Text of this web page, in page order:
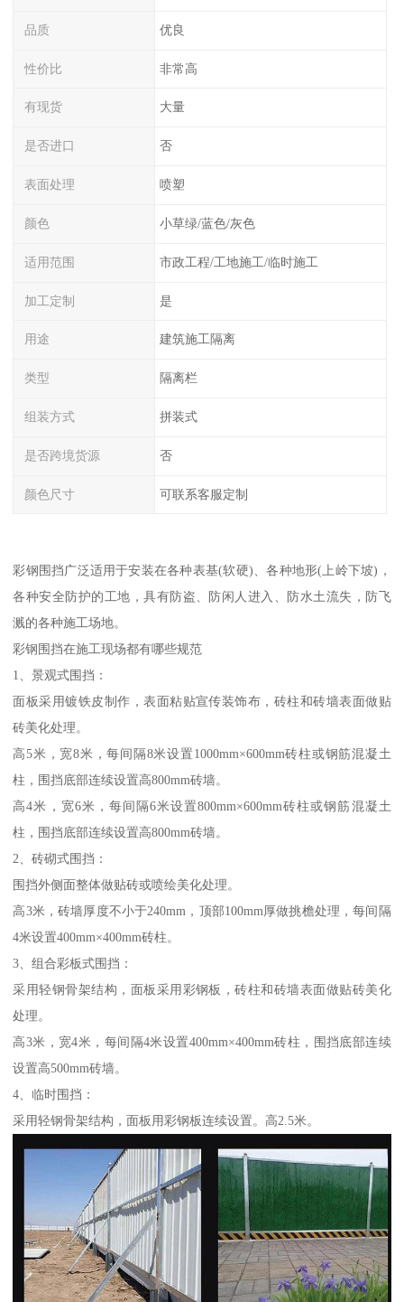
品质 优良
性价比 非常高
有现货 大量
是否进口 否
表面处理 喷塑
颜色 小草绿/蓝色/灰色
适用范围 市政工程/工地施工/临时施工
加工定制 是
用途 建筑施工隔离
类型 隔离栏
组装方式 拼装式
是否跨境货源 否
颜色尺寸 可联系客服定制
彩钢围挡广泛适用于安装在各种表基(软硬)、各种地形(上岭下坡)，
各种安全防护的工地，具有防盗、防闲人进入、防水土流失，防飞
溅的各种施工场地。
彩钢围挡在施工现场都有哪些规范
1、景观式围挡：
面板采用镀铁皮制作，表面粘贴宣传装饰布，砖柱和砖墙表面做贴
砖美化处理。
高5米，宽8米，每间隔8米设置1000mm×600mm砖柱或钢筋混凝土
柱，围挡底部连续设置高800mm砖墙。
高4米，宽6米，每间隔6米设置800mm×600mm砖柱或钢筋混凝土
柱，围挡底部连续设置高800mm砖墙。
2、砖砌式围挡：
围挡外侧面整体做贴砖或喷绘美化处理。
高3米，砖墙厚度不小于240mm，顶部100mm厚做挑檐处理，每间隔
4米设置400mm×400mm砖柱。
3、组合彩板式围挡：
采用轻钢骨架结构，面板采用彩钢板，砖柱和砖墙表面做贴砖美化
处理。
高3米，宽4米，每间隔4米设置400mm×400mm砖柱，围挡底部连续
设置高500mm砖墙。
4、临时围挡：
采用轻钢骨架结构，面板用彩钢板连续设置。高2.5米。